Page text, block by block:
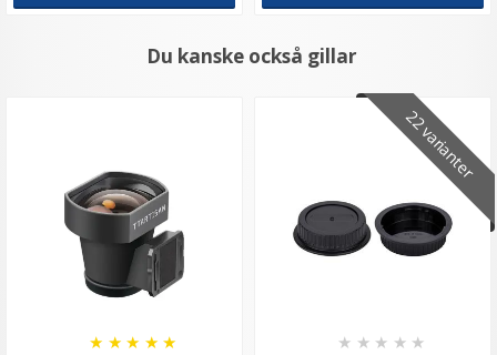
Du kanske också gillar
★ ★ ★ ★ ★
22 varianter
★ ★ ★ ★ ★